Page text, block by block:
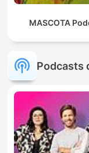
MASCOTA
Podcasts